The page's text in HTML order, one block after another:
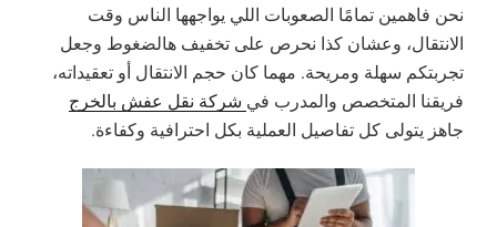
نحن فاهمين تمامًا الصعوبات اللي يواجهها الناس وقت
الانتقال، وعشان كذا نحرص على تخفيف هالضغوط وجعل
تجربتكم سهلة ومريحة. مهما كان حجم الانتقال أو تعقيداته،
فريقنا المتخصص والمدرب في شركة نقل عفش بالخرج
جاهز يتولى كل تفاصيل العملية بكل احترافية وكفاءة.